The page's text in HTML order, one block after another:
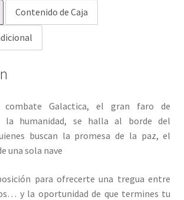
Contenido de Caja
Galactica, el gran faro de
la humanidad, se halla al borde del
buscan la promesa de la paz, el
una sola nave
para ofrecerte una tregua entre
y la oportunidad de que termines tu